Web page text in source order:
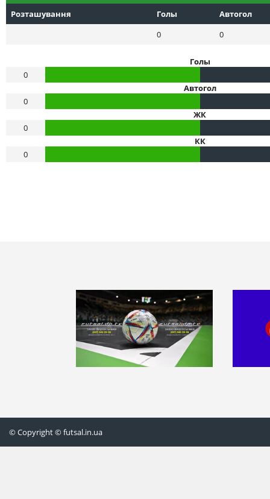
Розташування Голы
Автогол
0
0
Голы
0
Автогол
0
ЖК
0
КК
0
© Copyright © futsal.in.ua